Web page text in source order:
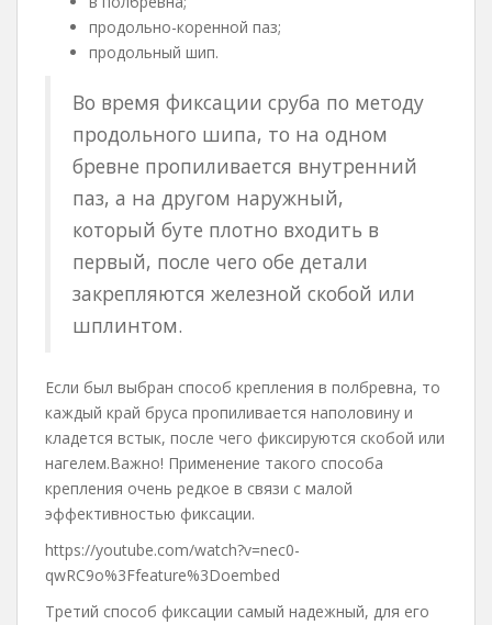
продольно-коренной паз;
продольный шип.
Во время фиксации сруба по методу
продольного шипа, то на одном
бревне пропиливается внутренний
паз, а на другом наружный,
который буте плотно входить в
первый, после чего обе детали
закрепляются железной скобой или
шплинтом.
Если был выбран способ крепления в полбревна, то
каждый край бруса пропиливается наполовину и
кладется встык, после чего фиксируются скобой или
нагелем.Важно! Применение такого способа
крепления очень редкое в связи с малой
эффективностью фиксации.
https://youtube.com/watch?v=nec0-
qwRC9o%3Ffeature%3Doembed
Третий способ фиксации самый надежный, для его